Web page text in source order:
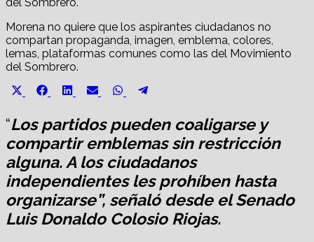
Morena no quiere que los aspirantes ciudadanos no
compartan propaganda, imagen, emblema, colores,
lemas, plataformas comunes como las del Movimiento
del Sombrero.
Share
Share
Facebook
Share
LinkedIn
Share
Email
Share
WhatsApp
“Los partidos pueden coaligarse y
compartir emblemas sin restricción
alguna. A los ciudadanos
independientes les prohíben hasta
organizarse”, señaló desde el Senado
Luis Donaldo Colosio Riojas.